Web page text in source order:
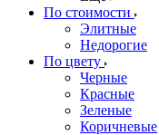
По стоимости
Элитные
Недорогие
По цвету
Черные
Красные
Зеленые
Коричневые